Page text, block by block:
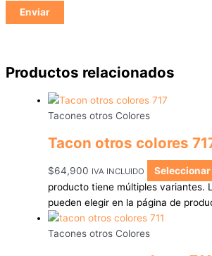
Productos relacionados
Tacones otros Colores
Tacon otros colores
$64,900 IVA INCLUIDO
producto tiene múltiples variantes.
pueden elegir en la página de
Tacones otros Colores